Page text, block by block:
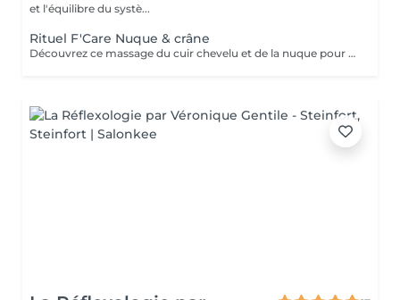
et l'équilibre du systè...
Rituel F'Care Nuque & crâne
Découvrez ce massage du cuir chevelu et de la nuque pour chasser les tensions physiques et mentales, combattre la fatigue et le stress. Modelage manuel du cuir chevelu sans huile, travail lent des muscles du cou, de la nuque sur-sollicités au quotidien. Les zones sensibles et tendues du crâne sont travaillés avec des techniques d'acupression et des instruments en pierre semi précieuse chauds afin de relaxer à la fois le corps et l'esprit et s'ancrer dans le moment présent. Réel lâcher prise en quelques instants. Les signes de fatigue sont estompés, le visage est parfaitement détendu.